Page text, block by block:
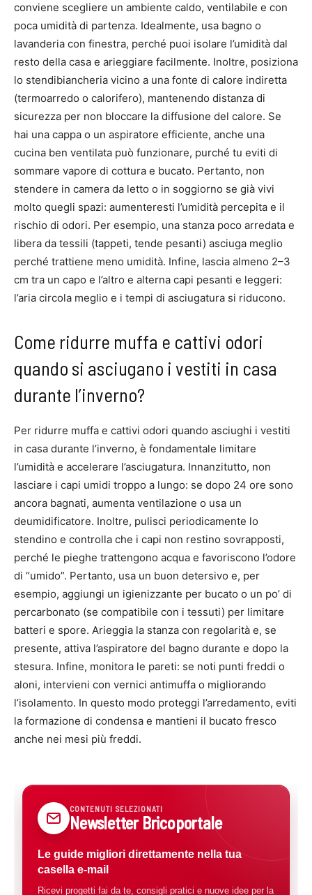
conviene scegliere un ambiente caldo, ventilabile e con
poca umidità di partenza. Idealmente, usa bagno o
lavanderia con finestra, perché puoi isolare l’umidità dal
resto della casa e arieggiare facilmente. Inoltre, posiziona
lo stendibiancheria vicino a una fonte di calore indiretta
(termoarredo o calorifero), mantenendo distanza di
sicurezza per non bloccare la diffusione del calore. Se
hai una cappa o un aspiratore efficiente, anche una
cucina ben ventilata può funzionare, purché tu eviti di
sommare vapore di cottura e bucato. Pertanto, non
stendere in camera da letto o in soggiorno se già vivi
molto quegli spazi: aumenteresti l’umidità percepita e il
rischio di odori. Per esempio, una stanza poco arredata e
libera da tessili (tappeti, tende pesanti) asciuga meglio
perché trattiene meno umidità. Infine, lascia almeno 2–3
cm tra un capo e l’altro e alterna capi pesanti e leggeri:
l’aria circola meglio e i tempi di asciugatura si riducono.
Come ridurre muffa e cattivi odori
quando si asciugano i vestiti in casa
durante l’inverno?
Per ridurre muffa e cattivi odori quando asciughi i vestiti
in casa durante l’inverno, è fondamentale limitare
l’umidità e accelerare l’asciugatura. Innanzitutto, non
lasciare i capi umidi troppo a lungo: se dopo 24 ore sono
ancora bagnati, aumenta ventilazione o usa un
deumidificatore. Inoltre, pulisci periodicamente lo
stendino e controlla che i capi non restino sovrapposti,
perché le pieghe trattengono acqua e favoriscono l’odore
di “umido”. Pertanto, usa un buon detersivo e, per
esempio, aggiungi un igienizzante per bucato o un po’ di
percarbonato (se compatibile con i tessuti) per limitare
batteri e spore. Arieggia la stanza con regolarità e, se
presente, attiva l’aspiratore del bagno durante e dopo la
stesura. Infine, monitora le pareti: se noti punti freddi o
aloni, intervieni con vernici antimuffa o migliorando
l’isolamento. In questo modo proteggi l’arredamento, eviti
la formazione di condensa e mantieni il bucato fresco
anche nei mesi più freddi.
CONTENUTI SELEZIONATI
Newsletter Bricoportale
Le guide migliori direttamente nella tua
casella e-mail
Ricevi progetti fai da te, consigli pratici e nuove idee per la